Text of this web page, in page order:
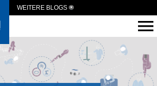
WEITERE BLOGS